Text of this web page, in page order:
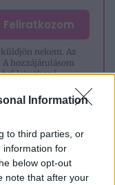
Information
to third parties, or
information for
below opt-out
note that after your
Feliratkozom
nekem. Az
hozzájárulásom
leiratkozó
a